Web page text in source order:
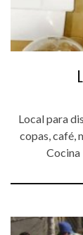
Local para
copas, café,
Cocina